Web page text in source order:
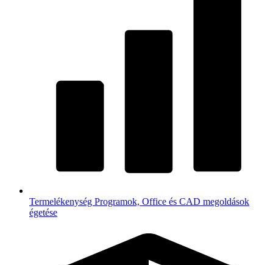
Termelékenység Programok, Office és CAD megoldások
égetése